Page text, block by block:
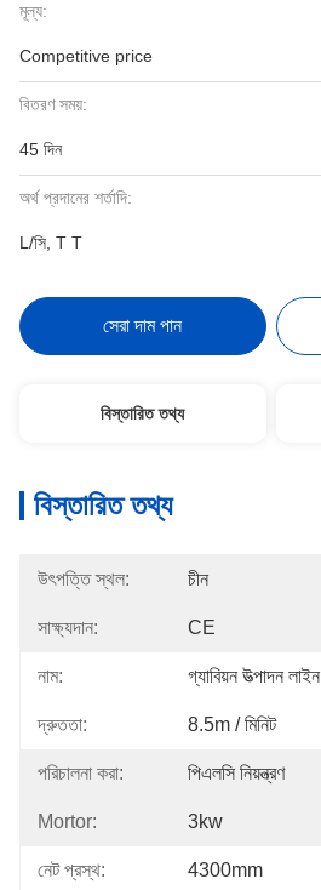
মূল্য:
Competitive price
বিতরণ সময়:
45 দিন
অর্থ প্রদানের শর্তাদি:
L/সি, T T
সেরা দাম পান
বিস্তারিত তথ্য
বিস্তারিত তথ্য
উৎপত্তি স্থল: চীন
সাক্ষ্যদান: CE
নাম: গ্যাবিয়ন উত্পাদন লাইন
দ্রুততা: 8.5m / মিনিট
পরিচালনা করা: পিএলসি নিয়ন্ত্রণ
Mortor: 3kw
নেট প্রস্থ: 4300mm